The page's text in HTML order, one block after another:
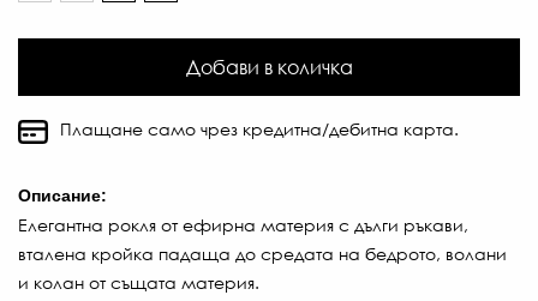
Добави в количка
Плащане само чрез кредитна/дебитна карта.
Описание:
Елегантна рокля от ефирна материя с дълги ръкави,
вталена кройка падаща до средата на бедрото, волани
и колан от същата материя.